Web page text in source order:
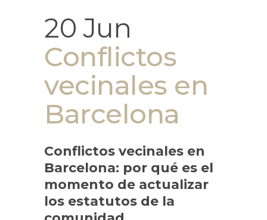
20 Jun
Conflictos
vecinales en
Barcelona
Conflictos vecinales en
Barcelona: por qué es el
momento de actualizar
los estatutos de la